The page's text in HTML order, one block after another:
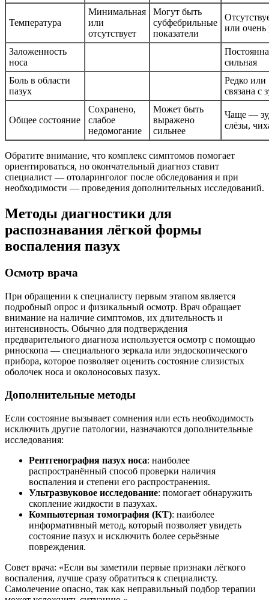
Температура
Минимальная
или
отсутствует
Могут быть
субфебрильные
показатели
или очень
Заложенность
носа
сильная
Боль в области
пазух
Редко или
связана с
Общее состояние
Сохранено,
слабое
недомогание
Может быть
выражено
сильнее
Чаще —
слёзы,
Обратите внимание, что комплекс симптомов помогает
ориентироваться, но окончательный диагноз ставит
специалист — отоларинголог после обследования и при
необходимости — проведения дополнительных исследований.
Методы диагностики для
распознавания лёгкой формы
воспаления пазух
Осмотр врача
При обращении к специалисту первым этапом является
подробный опрос и физикальный осмотр. Врач обращает
внимание на наличие симптомов, их длительность и
интенсивность. Обычно для подтверждения
предварительного диагноза используется осмотр с помощью
риноскопа — специального зеркала или эндоскопического
прибора, которое позволяет оценить состояние слизистых
оболочек носа и околоносовых пазух.
Дополнительные методы
Если состояние вызывает сомнения или есть необходимость
исключить другие патологии, назначаются дополнительные
исследования:
Рентгенография пазух носа: наиболее
распространённый способ проверки наличия
воспаления и степени его распространения.
Ультразвуковое исследование: помогает обнаружить
скопление жидкости в пазухах.
Компьютерная томография (КТ): наиболее
информативный метод, который позволяет увидеть
состояние пазух и исключить более серьёзные
повреждения.
Совет врача: «Если вы заметили первые признаки лёгкого
воспаления, лучше сразу обратиться к специалисту.
Самолечение опасно, так как неправильный подбор терапии